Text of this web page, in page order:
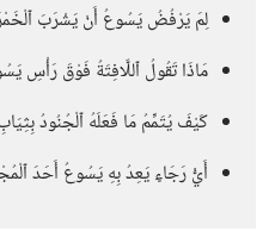
لِمَ يَرْفُضُ يَسُوعُ أَنْ يَشْرَبَ
مَاذَا تَقُولُ ٱللَّافِتَةُ فَوْقَ رَأْسِ
كَيْفَ يُتَمِّمُ مَا فَعَلَهُ ٱلْجُنُودُ
أَيُّ رَجَاءٍ يَعِدُ بِهِ يَسُوعُ أَحَدَ